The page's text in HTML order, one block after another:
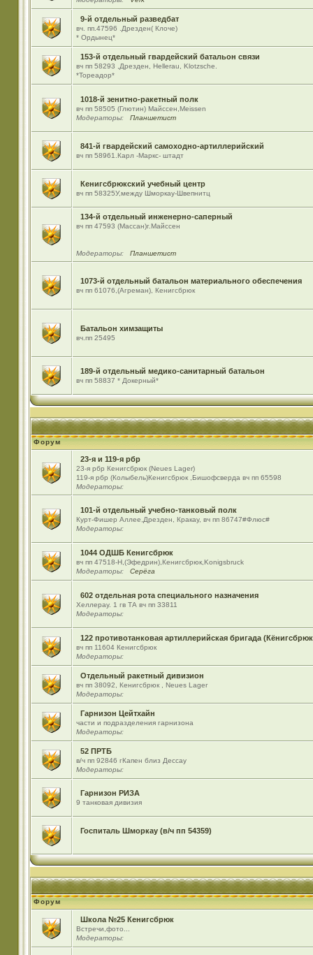
9-й отдельный разведбат
вч. пп.47596 .Дрезден( Клоче)
* Ордынец*
153-й отдельный гвардейский батальон связи
вч пп 58293 ,Дрезден, Hellerau, Klotzsche.
*Тореадор*
1018-й зенитно-ракетный полк
вч пп 58505 (Глютин) Майсcен,Meissen
Модераторы:
Планшетист
841-й гвардейский самоходно-артиллерийский
вч пп 58961.Карл -Маркс- штадт
Кенигсбрюкский учебный центр
вч пп 58325У,между Шморкау-Швепнитц
134-й отдельный инженерно-саперный
вч пп 47593 (Массан)г.Майссен
Модераторы: Планшетист
1073-й отдельный батальон материального обеспечения
вч пп 61076,(Агреман), Кенигсбрюк
Батальон химзащиты
вч.пп 25495
189-й отдельный медико-санитарный батальон
вч пп 58837 * Докерный*
Форум
23-я и 119-я рбр
23-я рбр Кенигсбрюк (Neues Lager)
119-я рбр (Колыбель)Кенигсбрюк ,Бишофсверда вч пп 65598
Модераторы:
101-й отдельный учебно-танковый полк
Курт-Фишер Аллее,Дрезден, Кракау, вч пп 86747#Флюс#
Модераторы:
1044 ОДШБ Кенигсбрюк
вч пп 47518-Н,(Эфедрин),Кенигсбрюк,Konigsbruck
Модераторы:
Серёга
602 отдельная рота специального назначения
Хеллерау. 1 гв ТА вч пп 33811
Модераторы:
122 противотанковая артиллерийская бригада
вч пп 11604 Кенигсбрюк
Модераторы:
Отдельный ракетный дивизион
вч пп 38092, Кенигсбрюк , Neues Lager
Модераторы:
Гарнизон Цейтхайн
части и подразделения гарнизона
Модераторы:
52 ПРТБ
в/ч пп 92846 гКапен близ Дессау
Модераторы:
Гарнизон РИЗА
9 танковая дивизия
Госпиталь Шморкау (в/ч пп 54359)
Форум
Школа №25 Кенигсбрюк
Встречи,фото...
Модераторы: